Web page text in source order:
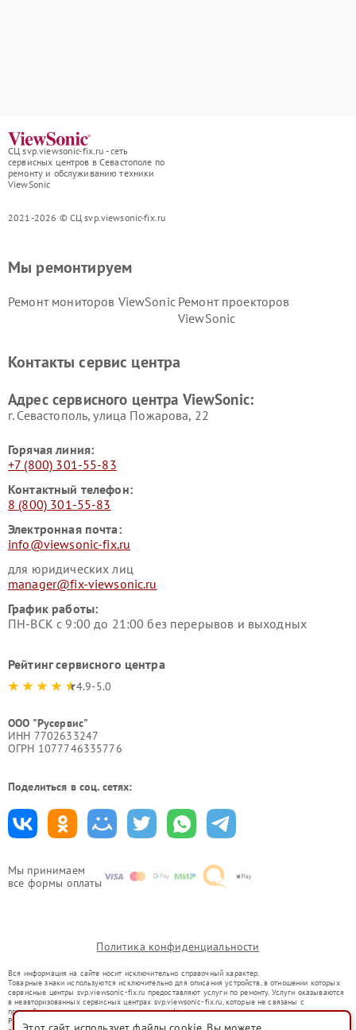
СЦ svp.viewsonic-fix.ru - сеть
сервисных центров в Севастополе по
ремонту и обслуживанию техники
ViewSonic
2021-2026 © СЦ svp.viewsonic-fix.ru
Мы принимаем
все формы оплаты
Мы ремонтируем
Ремонт мониторов ViewSonic Ремонт проекторов
ViewSonic
Контакты сервис центра
Адрес сервисного центра ViewSonic:
г. Севастополь, улица Пожарова, 22
Горячая линия:
+7 (800) 301-55-83
Контактный телефон:
8 (800) 301-55-83
Электронная почта:
info@viewsonic-fix.ru
для юридических лиц
manager@fix-viewsonic.ru
График работы:
ПН-ВСК с 9:00 до 21:00 без перерывов и выходных
Рейтинг сервисного центра
4.9-5.0
ООО "Русервис"
ИНН 7702633247
ОГРН 1077746335776
Поделиться в соц. сетях:
Политика конфиденциальности
Вся информация на сайте носит исключительно справочный характер.
Товарные знаки используются исключительно для описания устройств, в отношении которых
сервисные центры svp.viewsonic-fix.ru предоставляют услуги по ремонту. Услуги оказываются
в неавторизованных сервисных центрах svp.viewsonic-fix.ru, которые не связаны с
правообладателями товарных знаков или их официальными представителями.
Ремонт осуществляется для устройств, уже введенных в гражданский оборот в соответствии